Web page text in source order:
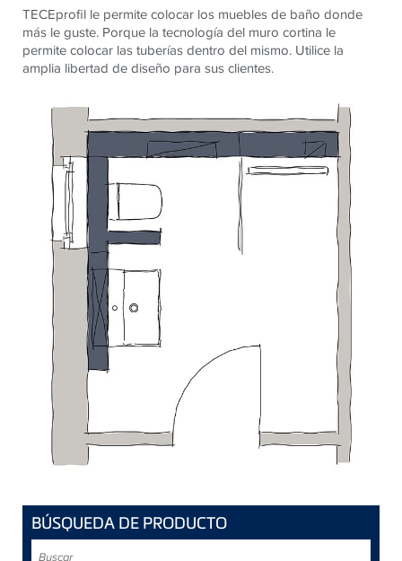
TECEprofil le permite colocar los muebles de baño donde
más le guste. Porque la tecnología del muro cortina le
permite colocar las tuberías dentro del mismo. Utilice la
amplia libertad de diseño para sus clientes.
BÚSQUEDA DE PRODUCTO